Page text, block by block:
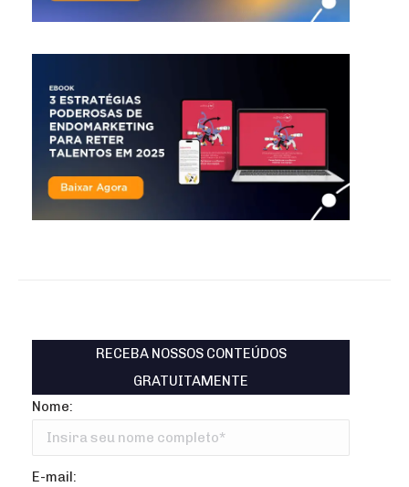
RECEBA NOSSOS CONTEÚDOS
GRATUITAMENTE
Nome:
E-mail: